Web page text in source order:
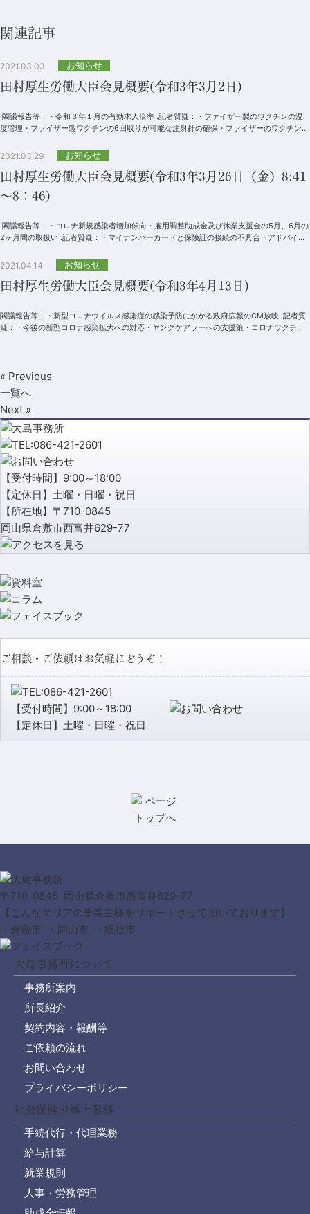
関連記事
2021.03.03 お知らせ
田村厚生労働大臣会見概要(令和3年3月2日)
閣議報告等：・令和３年１月の有効求人倍率 .記者質疑：・ファイザー製のワクチンの温
度管理・ファイザー製ワクチンの6回取りが可能な注射針の確保・ファイザーのワクチンの
2021.03.29 お知らせ
田村厚生労働大臣会見概要(令和3年3月26日（金）8:41
～8：46)
閣議報告等：・コロナ新規感染者増加傾向・雇用調整助成金及び休業支援金の5月、6月の
2ヶ月間の取扱い .記者質疑：・マイナンバーカードと保険証の接続の不具合・アドバイザ
2021.04.14 お知らせ
田村厚生労働大臣会見概要(令和3年4月13日)
閣議報告等：・新型コロナウイルス感染症の感染予防にかかる政府広報のCM放映 .記者質
疑：・今後の新型コロナ感染拡大への対応・ヤングケアラーへの支援策・コロナワクチン
« Previous
一覧へ
Next »
【受付時間】9:00～18:00
【定休日】土曜・日曜・祝日
【所在地】〒710-0845
岡山県倉敷市西富井629-77
ご相談・ご依頼はお気軽にどうぞ！
【受付時間】9:00～18:00
【定休日】土曜・日曜・祝日
〒710-0845 岡山県倉敷市西富井629-77
【こんなエリアの事業主様をサポートさせて頂いております】
・倉敷市 ・岡山市 ・総社市
大島事務所について
事務所案内
所長紹介
契約内容・報酬等
ご依頼の流れ
お問い合わせ
プライバシーポリシー
社会保険労務士業務
手続代行・代理業務
給与計算
就業規則
人事・労務管理